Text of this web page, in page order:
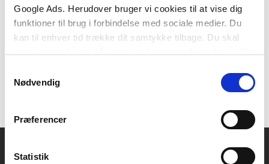
Google Ads. Herudover bruger vi cookies til at vise dig
funktioner til brug i forbindelse med sociale medier. Du
kan til enhver tid trække dit samtykke tilbage. Du skal
tilbagetrækker et samtykke.
Nødvendig
Præferencer
Statistik
Fra